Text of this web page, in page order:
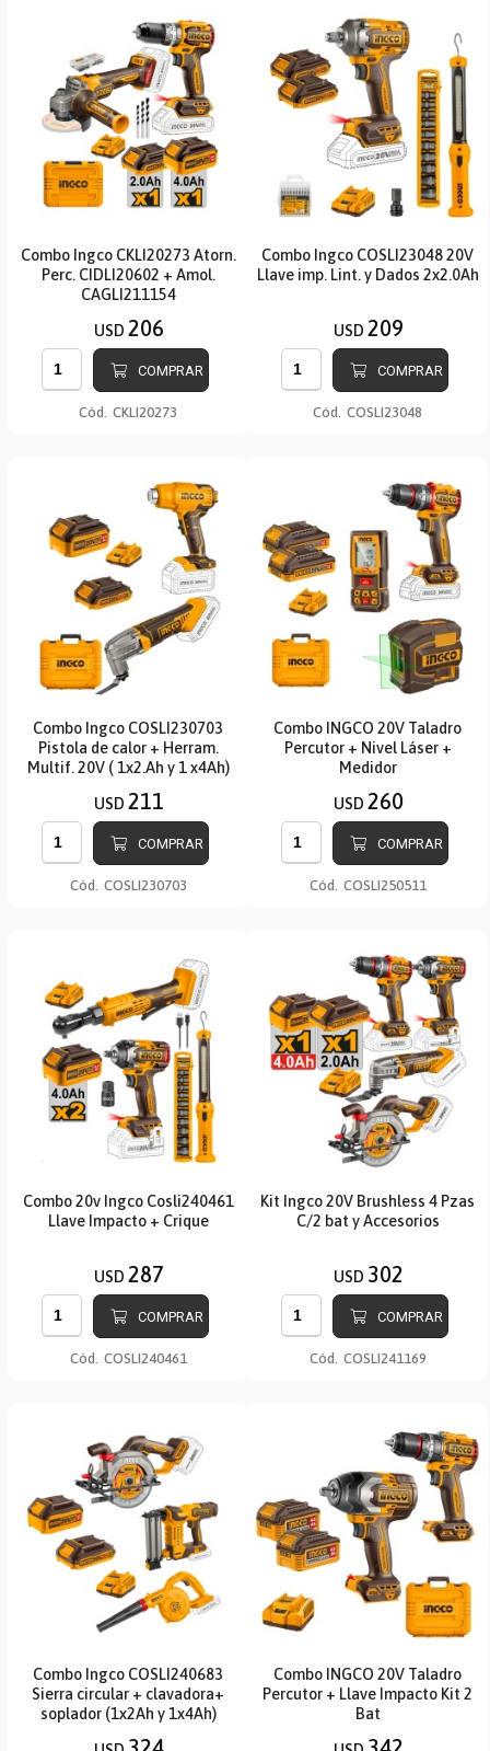
Combo Ingco CKLI20273 Atorn.
Perc. CIDLI20602 + Amol.
CAGLI211154
USD 206
COMPRAR
Cód. CKLI20273
Combo Ingco COSLI23048 20V
Llave imp. Lint. y Dados 2x2.0Ah
USD 209
COMPRAR
Cód. COSLI23048
Combo Ingco COSLI230703
Pistola de calor + Herram.
Multif. 20V ( 1x2.Ah y 1 x4Ah)
USD 211
COMPRAR
Cód. COSLI230703
Combo INGCO 20V Taladro
Percutor + Nivel Láser +
Medidor
USD 260
COMPRAR
Cód. COSLI250511
Combo 20v Ingco Cosli240461
Llave Impacto + Crique
USD 287
COMPRAR
Cód. COSLI240461
Kit Ingco 20V Brushless 4 Pzas
C/2 bat y Accesorios
USD 302
COMPRAR
Cód. COSLI241169
Combo Ingco COSLI240683
Sierra circular + clavadora+
soplador (1x2Ah y 1x4Ah)
Combo INGCO 20V Taladro
Percutor + Llave Impacto Kit 2
Bat